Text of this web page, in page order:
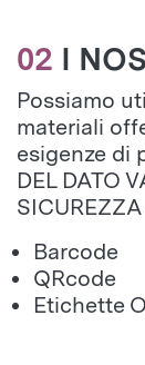
02 I
Possiamo
materiali
esigenze di
DEL DATO
Barcode
QRcode
Etichette